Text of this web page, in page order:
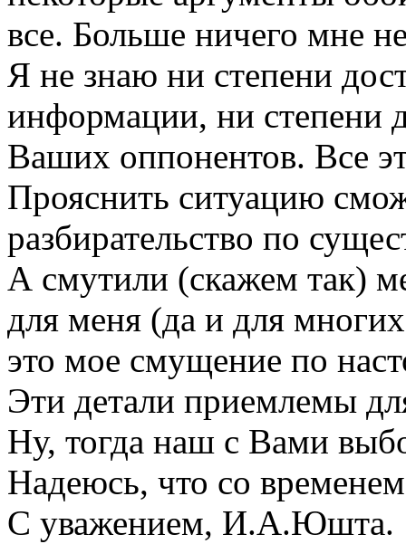
все. Больше ничего мне
Я не знаю ни степени
информации, ни степени
Ваших оппонентов. Все
Прояснить ситуацию
разбирательство по
А смутили (скажем так)
для меня (да и для
это мое смущение по
Эти детали приемлемы
Ну, тогда наш с Вами
Надеюсь, что со
С уважением, И.А.Юшта.